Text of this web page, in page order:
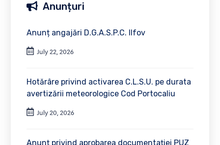
Anunțuri
Anunț angajări D.G.A.S.P.C. Ilfov
July 22, 2026
Hotărâre privind activarea C.L.S.U. pe durata
avertizării meteorologice Cod Portocaliu
July 20, 2026
Anunț privind aprobarea documentației PUZ